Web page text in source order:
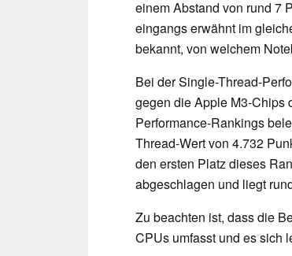
einem Abstand von rund 7
eingangs erwähnt im
bekannt, von welchem
Bei der Single-Thread-
gegen die Apple M3-Chips
Performance-Rankings
Thread-Wert von 4.732
den ersten Platz dieses
abgeschlagen und liegt
Zu beachten ist, dass die
CPUs umfasst und es sich